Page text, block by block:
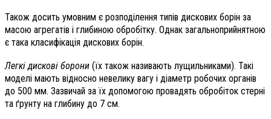
Також досить умовним є розподілення типів дискових борін за
масою агрегатів і глибиною обробітку. Однак загальноприйнятною
є така класифікація дискових борін.
Легкі дискові борони (їх також називають лущильниками). Такі
моделі мають відносно невелику вагу і діаметр робочих органів
до 500 мм. Зазвичай за їх допомогою провадять обробіток стерні
та ґрунту на глибину до 7 см.